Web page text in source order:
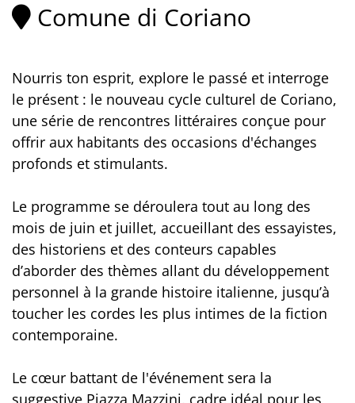
Comune di Coriano
Nourris ton esprit, explore le passé et interroge
le présent : le nouveau cycle culturel de Coriano,
une série de rencontres littéraires conçue pour
offrir aux habitants des occasions d'échanges
profonds et stimulants.
Le programme se déroulera tout au long des
mois de juin et juillet, accueillant des essayistes,
des historiens et des conteurs capables
d’aborder des thèmes allant du développement
personnel à la grande histoire italienne, jusqu’à
toucher les cordes les plus intimes de la fiction
contemporaine.
Le cœur battant de l'événement sera la
suggestive Piazza Mazzini, cadre idéal pour les